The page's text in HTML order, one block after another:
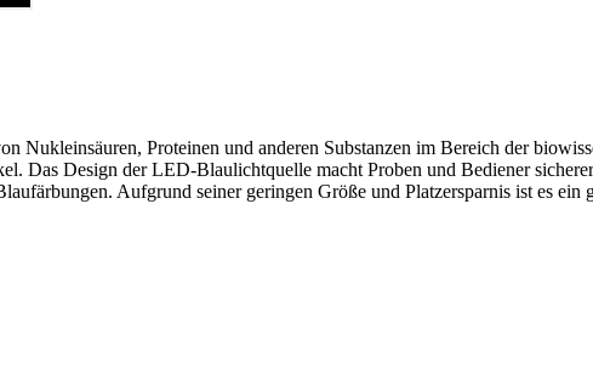
Nukleinsäuren, Proteinen und anderen Substanzen im Bereich der
Das Design der LED-Blaulichtquelle macht Proben und Bediener
Aufgrund seiner geringen Größe und Platzersparnis ist es